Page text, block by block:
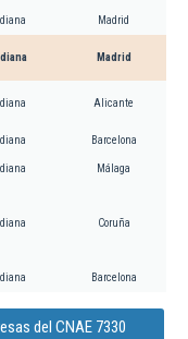
Madrid
Madrid
Alicante
Barcelona
Málaga
Coruña
Barcelona
del CNAE 7330